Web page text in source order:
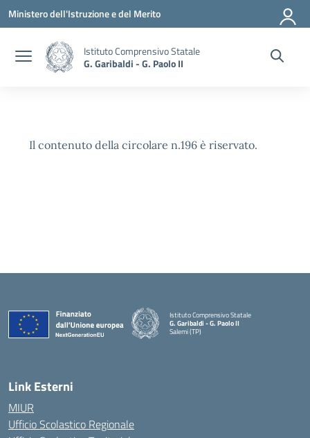
Vai ai contenuti
Vai al menu di navigazione
Vai al footer
Ministero dell'Istruzione e del Merito
Istituto Comprensivo Statale
G. Garibaldi - G. Paolo II
Il contenuto della circolare n.196 è riservato.
Istituto Comprensivo Statale
G. Garibaldi - G. Paolo II
Salemi (TP)
Link Esterni
MIUR
Ufficio Scolastico Regionale